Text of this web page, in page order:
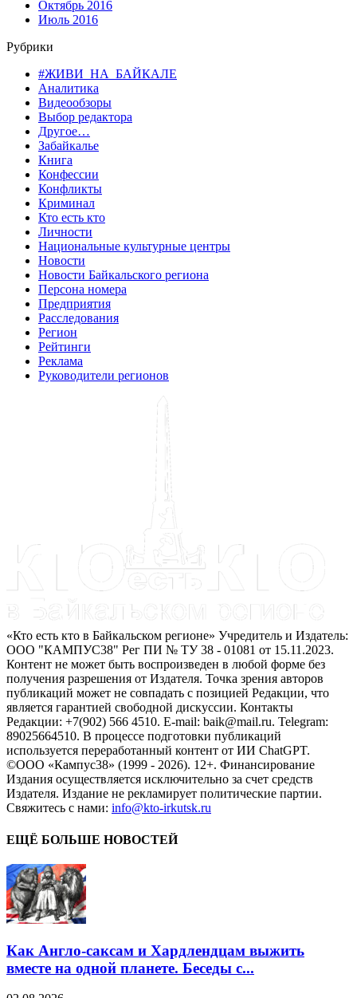
Октябрь 2016
Июль 2016
Рубрики
#ЖИВИ_НА_БАЙКАЛЕ
Аналитика
Видеообзоры
Выбор редактора
Другое…
Забайкалье
Книга
Конфессии
Конфликты
Криминал
Кто есть кто
Личности
Национальные культурные центры
Новости
Новости Байкальского региона
Персона номера
Предприятия
Расследования
Регион
Рейтинги
Реклама
Руководители регионов
«Кто есть кто в Байкальском регионе» Учредитель и Издатель:
ООО "КАМПУС38" Рег ПИ № ТУ 38 - 01081 от 15.11.2023.
Контент не может быть воспроизведен в любой форме без
получения разрешения от Издателя. Точка зрения авторов
публикаций может не совпадать с позицией Редакции, что
является гарантией свободной дискуссии. Контакты
Редакции: +7(902) 566 4510. E-mail: baik@mail.ru. Telegram:
89025664510. В процессе подготовки публикаций
используется переработанный контент от ИИ ChatGPT.
©ООО «Кампус38» (1999 - 2026). 12+. Финансирование
Издания осуществляется исключительно за счет средств
Издателя. Издание не рекламирует политические партии.
Свяжитесь с нами: info@kto-irkutsk.ru
ЕЩЁ БОЛЬШЕ НОВОСТЕЙ
Как Англо-саксам и Хардлендцам выжить
вместе на одной планете. Беседы с...